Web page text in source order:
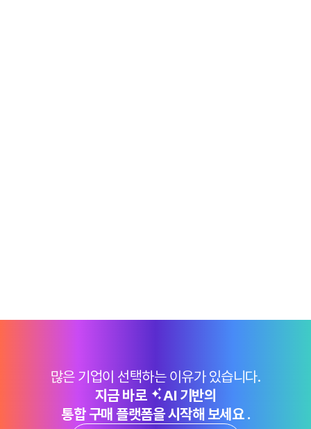
많은 기업이 선택하는 이유가 있습니다.
지금 바로
AI 기반의
통합 구매 플랫폼을 시작해 보세요 .